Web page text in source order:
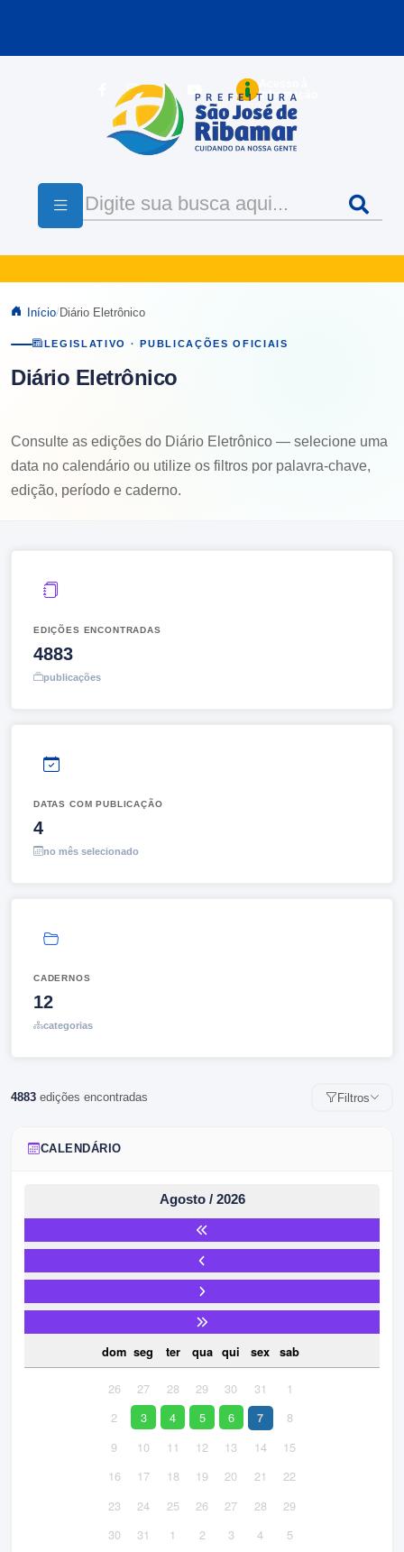
Informação
Início Diário Eletrônico
LEGISLATIVO · PUBLICAÇÕES OFICIAIS
Diário Eletrônico
Consulte as edições do Diário Eletrônico — selecione uma
data no calendário ou utilize os filtros por palavra-chave,
edição, período e caderno.
EDIÇÕES ENCONTRADAS
4883
publicações
DATAS COM PUBLICAÇÃO
4
no mês selecionado
CADERNOS
12
categorias
4883 edições encontradas Filtros
CALENDÁRIO
Agosto / 2026
dom seg ter qua qui sex sab
26 27 28 29 30 31
1
2
3 4 5 6 7
8
9
10 11 12 13 14
15
16
17 18 19 20 21
22
23
24 25 26 27 28
29
30
31 1 2 3 4 5